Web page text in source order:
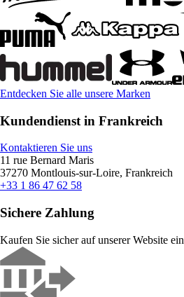
Entdecken Sie alle unsere Marken
Kundendienst in Frankreich
Kontaktieren Sie uns
11 rue Bernard Maris
37270 Montlouis-sur-Loire, Frankreich
+33 1 86 47 62 58
Sichere Zahlung
Kaufen Sie sicher auf unserer Website ein